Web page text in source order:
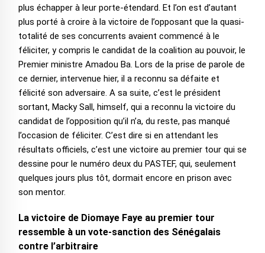
plus échapper à leur porte-étendard. Et l’on est d’autant
plus porté à croire à la victoire de l’opposant que la quasi-
totalité de ses concurrents avaient commencé à le
féliciter, y compris le candidat de la coalition au pouvoir, le
Premier ministre Amadou Ba. Lors de la prise de parole de
ce dernier, intervenue hier, il a reconnu sa défaite et
félicité son adversaire. A sa suite, c’est le président
sortant, Macky Sall, himself, qui a reconnu la victoire du
candidat de l’opposition qu’il n’a, du reste, pas manqué
l’occasion de féliciter. C’est dire si en attendant les
résultats officiels, c’est une victoire au premier tour qui se
dessine pour le numéro deux du PASTEF, qui, seulement
quelques jours plus tôt, dormait encore en prison avec
son mentor.
La victoire de Diomaye Faye au premier tour
ressemble à un vote-sanction des Sénégalais
contre l’arbitraire